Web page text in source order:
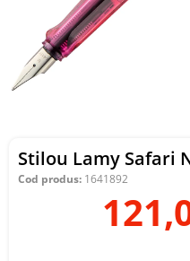
Stilou Lamy Safari
Cod produs: 1641892